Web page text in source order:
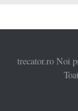
trecator.ro Noi